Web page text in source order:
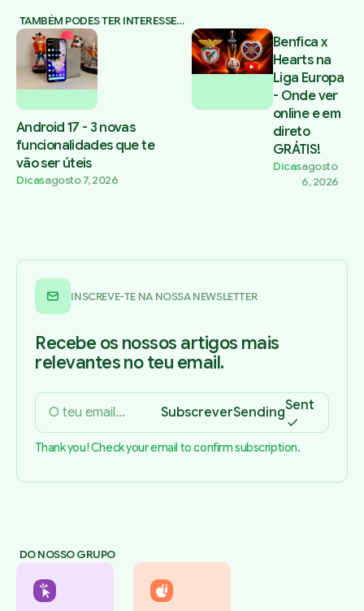
TAMBÉM PODES TER INTERESSE…
Android 17 - 3 novas
funcionalidades que te
vão ser úteis
Dicasagosto 7, 2026
Benfica x
Hearts na
Liga Europa
- Onde ver
online e em
direto
GRÁTIS!
Dicasagosto
6, 2026
INSCREVE-TE NA NOSSA NEWSLETTER
Recebe os nossos artigos mais
relevantes no teu email.
SubscreverSendingSent
Thank you! Check your email to confirm subscription.
DO NOSSO GRUPO